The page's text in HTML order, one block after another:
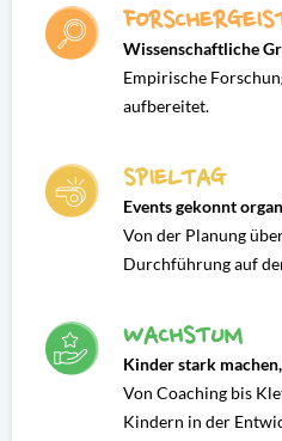
Wissenschaftliche
Empirische
aufbereitet.
SPIELTAG
Events gekonnt
Von der Planung
Durchführung auf
WACHSTUM
Kinder stark
Von Coaching bis
Kindern in der